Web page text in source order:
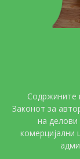
Содржините
Законот за
на делови
комерцијални